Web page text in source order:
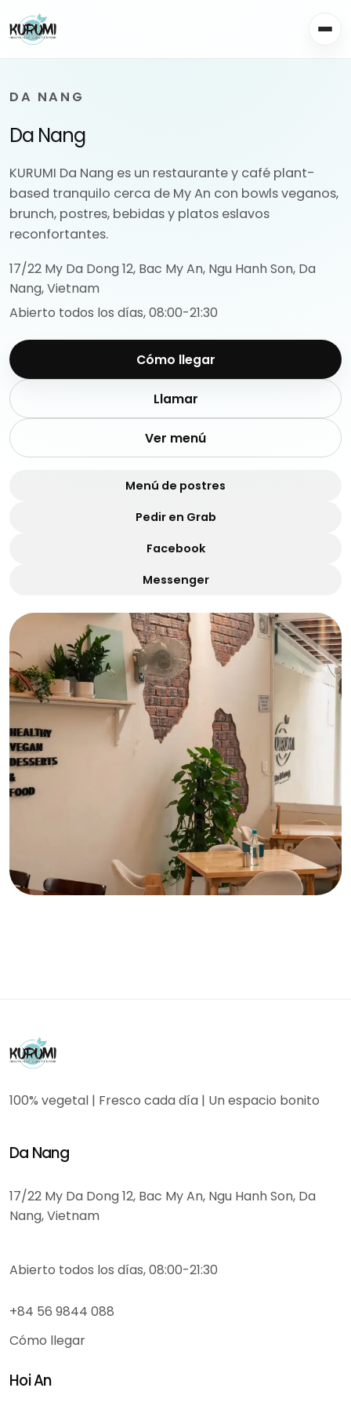
DA NANG
Da Nang
KURUMI Da Nang es un restaurante y café plant-
based tranquilo cerca de My An con bowls veganos,
brunch, postres, bebidas y platos eslavos
reconfortantes.
17/22 My Da Dong 12, Bac My An, Ngu Hanh Son, Da
Nang, Vietnam
Abierto todos los días, 08:00-21:30
Cómo llegar
Llamar
Ver menú
Menú de postres
Pedir en Grab
Facebook
Messenger
100% vegetal | Fresco cada día | Un espacio bonito
Da Nang
17/22 My Da Dong 12, Bac My An, Ngu Hanh Son, Da
Nang, Vietnam
Abierto todos los días, 08:00-21:30
+84 56 9844 088
Cómo llegar
Hoi An